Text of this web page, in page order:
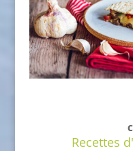
Recettes